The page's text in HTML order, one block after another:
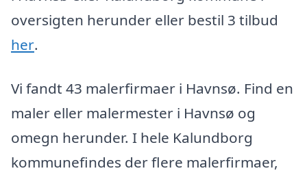
oversigten herunder eller bestil 3 tilbud
her.
Vi fandt 43 malerfirmaer i Havnsø. Find en
maler eller malermester i Havnsø og
omegn herunder. I hele Kalundborg
kommunefindes der flere malerfirmaer,